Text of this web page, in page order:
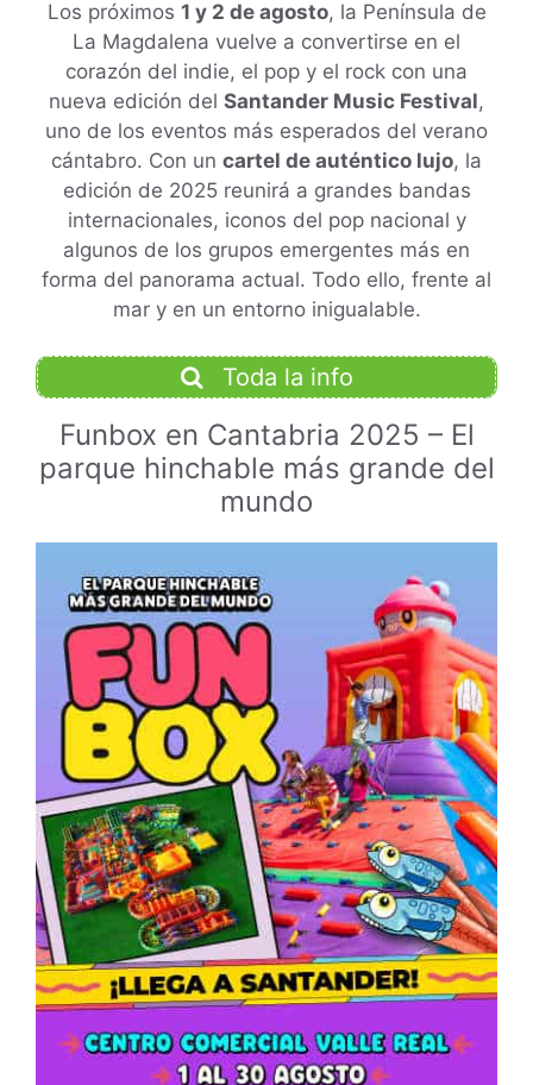
Los próximos 1 y 2 de agosto, la Península de
La Magdalena vuelve a convertirse en el
corazón del indie, el pop y el rock con una
nueva edición del Santander Music Festival,
uno de los eventos más esperados del verano
cántabro. Con un cartel de auténtico lujo, la
edición de 2025 reunirá a grandes bandas
internacionales, iconos del pop nacional y
algunos de los grupos emergentes más en
forma del panorama actual. Todo ello, frente al
mar y en un entorno inigualable.
Toda la info
Funbox en Cantabria 2025 – El
parque hinchable más grande del
mundo